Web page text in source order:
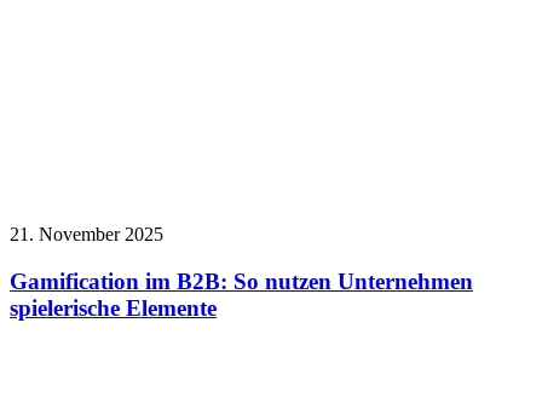
21. November 2025
Gamification im B2B: So nutzen Unternehmen
spielerische Elemente